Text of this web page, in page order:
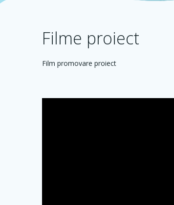
Filme proiect
Film promovare proiect